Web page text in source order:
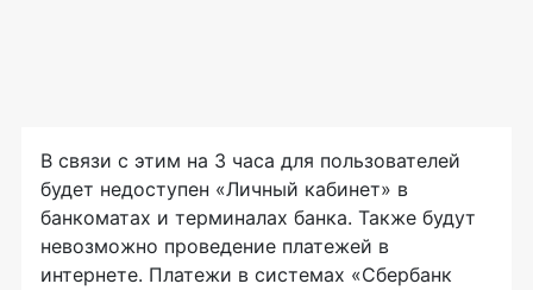
В связи с этим на 3 часа для пользователей
будет недоступен «Личный кабинет» в
банкоматах и терминалах банка. Также будут
невозможно проведение платежей в
интернете. Платежи в системах «Сбербанк